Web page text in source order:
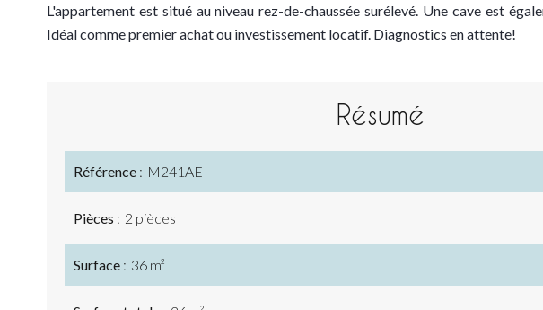
L'appartement est situé au niveau rez-de-chaussée surélevé. Une cave est
Idéal comme premier achat ou investissement locatif. Diagnostics en attente!
Résumé
Référence M241AE
Pièces 2 pièces
Surface 36 m²